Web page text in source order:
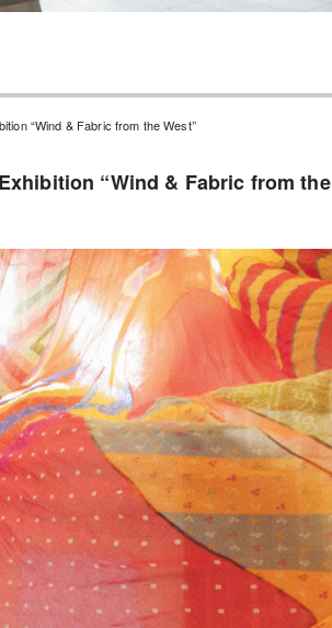
“Wind & Fabric from the West’’
“Wind & Fabric from the